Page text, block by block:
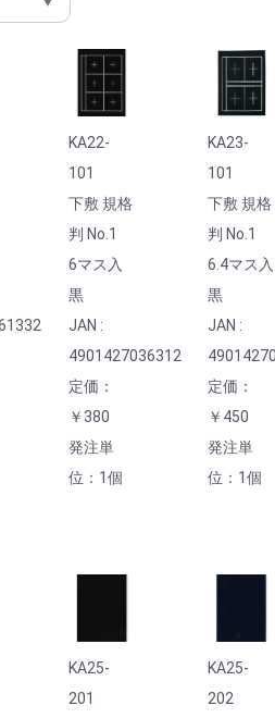
KA22-
101
下敷 規格
判 No.1
6マス入
黒
JAN :
4901427036312
定価：
￥380
発注単
位：1個
KA23-
101
下敷 規格
判 No.1
6.4マス入
黒
JAN :
定価：
￥450
発注単
位：1個
KA25-
201
KA25-
202